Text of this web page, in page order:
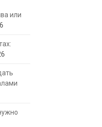
или